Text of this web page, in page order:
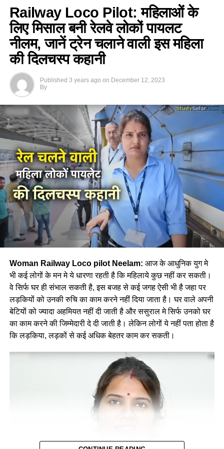
Railway Loco Pilot: महिलाओं के
लिए मिसाल बनी रेलवे लोकों पायलट
नीलम, जानें ट्रेन चलाने वाली इस महिला
की दिलचस्प कहानी
Published 3 years ago on December 12, 2023
By
Woman Railway Loco pilot Neelam: आज के आधुनिक युग मे
भी कई लोगों के मन मे ये धारणा रहती है कि महिलाये कुछ नहीं कर सकती।
वे सिर्फ घर ही संभाल सकती है, इस बजह से कई जगह ऐसी भी है जहा पर
लड़कियों को उनकी रुचि का काम करने नहीं दिया जाता है। घर वाले अपनी
बेटियों को ज्यादा अहमियत नहीं दी जाती है और ससुराल मे सिर्फ उनको घर
का काम करने की जिम्मेदारी दे दी जाती है। लेकिन लोगों ये नहीं पता होता है
कि लड़किया, लड़कों से कई अधिक बेहतर काम कर सकती।